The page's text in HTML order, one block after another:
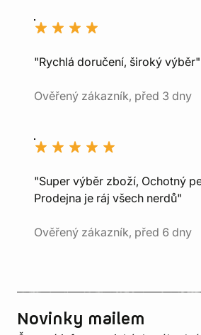
"Rychlá doručení, široký výběr"
Ověřený zákazník, před 3 dny
"Super výběr zboží, Ochotný
Prodejna je ráj všech nerdů"
Ověřený zákazník, před 6 dny
Novinky mailem